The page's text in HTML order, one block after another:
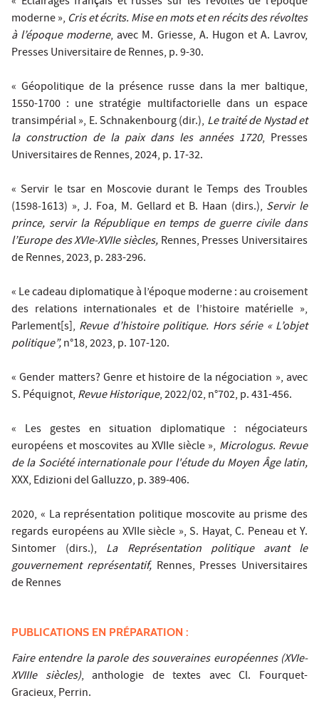
moderne », Cris et écrits. Mise en mots et en récits des révoltes
à l’époque moderne, avec M. Griesse, A. Hugon et A. Lavrov,
Presses Universitaire de Rennes, p. 9-30.
« Géopolitique de la présence russe dans la mer baltique,
1550-1700 : une stratégie multifactorielle dans un espace
transimpérial », E. Schnakenbourg (dir.), Le traité de Nystad et
la construction de la paix dans les années 1720, Presses
Universitaires de Rennes, 2024, p. 17-32.
« Servir le tsar en Moscovie durant le Temps des Troubles
(1598‐1613) », J. Foa, M. Gellard et B. Haan (dirs.), Servir le
prince, servir la République en temps de guerre civile dans
l’Europe des XVIe-XVIIe siècles, Rennes, Presses Universitaires
de Rennes, 2023, p. 283-296.
« Le cadeau diplomatique à l’époque moderne : au croisement
des relations internationales et de l’histoire matérielle »,
Parlement[s], Revue d’histoire politique. Hors série « L’objet
politique”,n°18, 2023, p. 107-120.
« Gender matters? Genre et histoire de la négociation », avec
S. Péquignot, Revue Historique, 2022/02, n°702, p. 431-456.
« Les gestes en situation diplomatique : négociateurs
européens et moscovites au XVIIe siècle », Micrologus. Revue
de la Société internationale pour l'étude du Moyen Âge latin,
XXX, Edizioni del Galluzzo, p. 389-406.
2020, « La représentation politique moscovite au prisme des
regards européens au XVIIe siècle », S. Hayat, C. Peneau et Y.
Sintomer (dirs.), La Représentation politique avant le
gouvernement représentatif, Rennes, Presses Universitaires
de Rennes
PUBLICATIONS EN PRÉPARATION :
Faire entendre la parole des souveraines européennes (XVIe-
XVIIIe siècles), anthologie de textes avec Cl. Fourquet-
Gracieux, Perrin.